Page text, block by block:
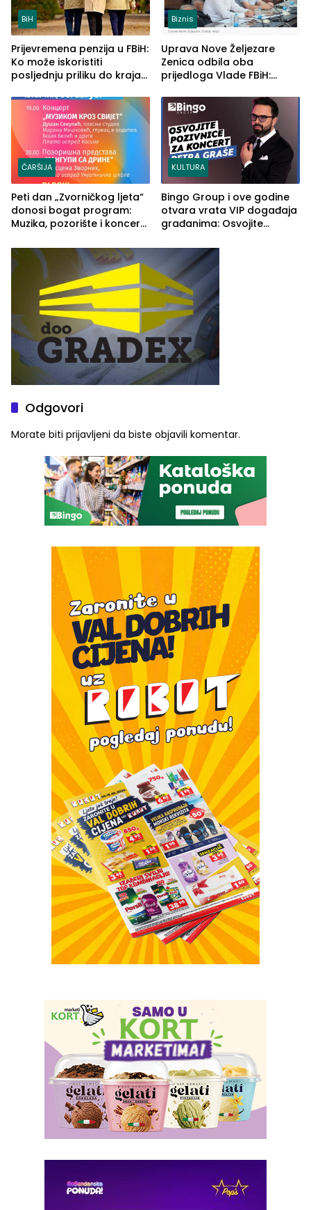
BiH
Prijevremena penzija u FBiH:
Ko može iskoristiti
posljednju priliku do kraja
Biznis
Uprava Nove Željezare
Zenica odbila oba
prijedloga Vlade FBiH:
rješenje
ČARŠIJA
Peti dan „Zvorničkog ljeta“
donosi bogat program:
Muzika, pozorište i koncert
KULTURA
Bingo Group i ove godine
otvara vrata VIP događaja
građanima: Osvojite
Graše
Odgovori
Morate biti prijavljeni da biste objavili komentar.